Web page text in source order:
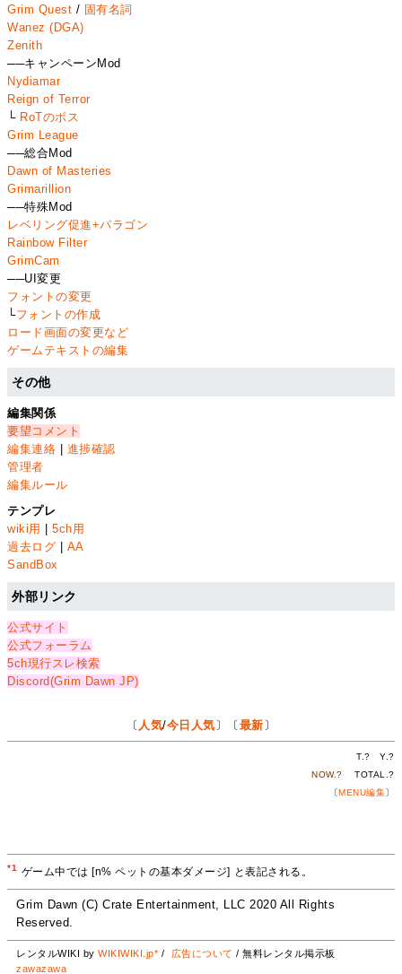
Grim Quest / 固有名詞
Wanez (DGA)
Zenith
──キャンペーンMod
Nydiamar
Reign of Terror
└ RoTのボス
Grim League
──総合Mod
Dawn of Masteries
Grimarillion
──特殊Mod
レベリング促進+パラゴン
Rainbow Filter
GrimCam
──UI変更
フォントの変更
└フォントの作成
ロード画面の変更など
ゲームテキストの編集
その他
編集関係
要望コメント
編集連絡
進捗確認
管理者
編集ルール
テンプレ
wiki用
|5ch用
過去ログ
AA
SandBox
外部リンク
公式サイト
公式フォーラム
5ch現行スレ検索
Discord(Grim Dawn JP)
〔 人気/今日人気 〕〔 最新 〕
T.? Y.?
NOW.? TOTAL.?
〔 MENU編集〕
*1 ゲーム中では [n% ペットの基本ダメージ] と表記される。
Grim Dawn (C) Crate Entertainment, LLC 2020 All Rights
Reserved.
レンタルWIKI byWIKIWIKI.jp* / 広告について / 無料レンタル掲示板
zawazawa